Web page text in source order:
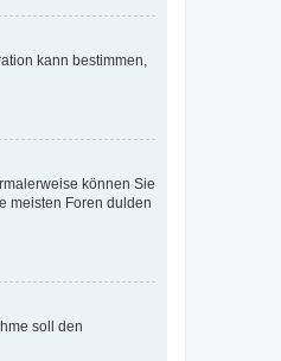
kann bestimmen,
können Sie
meisten Foren dulden
soll den